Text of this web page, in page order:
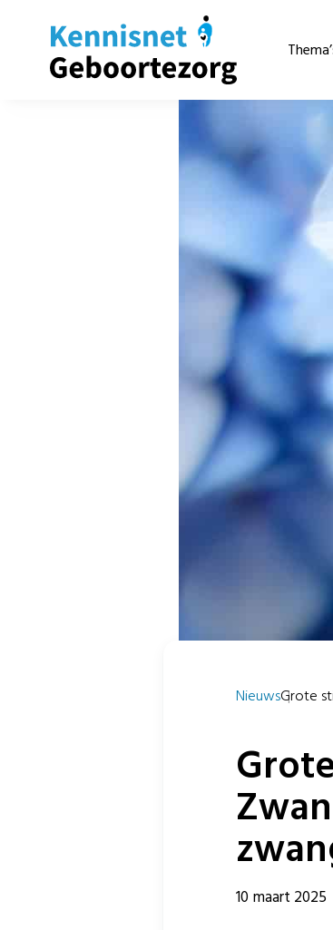
NieuwsGrote
10 maart 2025